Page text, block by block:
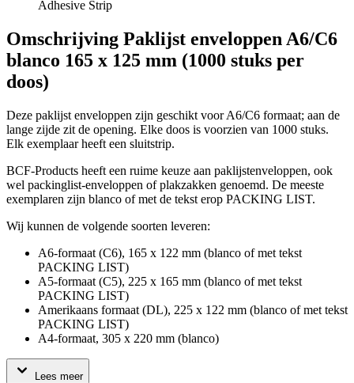
Adhesive Strip
Omschrijving Paklijst enveloppen A6/C6
blanco 165 x 125 mm (1000 stuks per
doos)
Deze paklijst enveloppen zijn geschikt voor A6/C6 formaat; aan de
lange zijde zit de opening. Elke doos is voorzien van 1000 stuks.
Elk exemplaar heeft een sluitstrip.
BCF-Products heeft een ruime keuze aan paklijstenveloppen, ook
wel packinglist-enveloppen of plakzakken genoemd. De meeste
exemplaren zijn blanco of met de tekst erop PACKING LIST.
Wij kunnen de volgende soorten leveren:
A6-formaat (C6), 165 x 122 mm (blanco of met tekst
PACKING LIST)
A5-formaat (C5), 225 x 165 mm (blanco of met tekst
PACKING LIST)
Amerikaans formaat (DL), 225 x 122 mm (blanco of met tekst
PACKING LIST)
A4-formaat, 305 x 220 mm (blanco)
Lees meer